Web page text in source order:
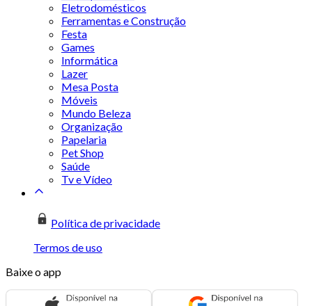
Eletrodomésticos
Ferramentas e Construção
Festa
Games
Informática
Lazer
Mesa Posta
Móveis
Mundo Beleza
Organização
Papelaria
Pet Shop
Saúde
Tv e Vídeo
Política de privacidade
Termos de uso
Baixe o app